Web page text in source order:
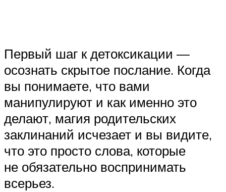
Первый шаг к детоксикации —
осознать скрытое послание. Когда
вы понимаете, что вами
манипулируют и как именно это
делают, магия родительских
заклинаний исчезает и вы видите,
что это просто слова, которые
не обязательно воспринимать
всерьез.